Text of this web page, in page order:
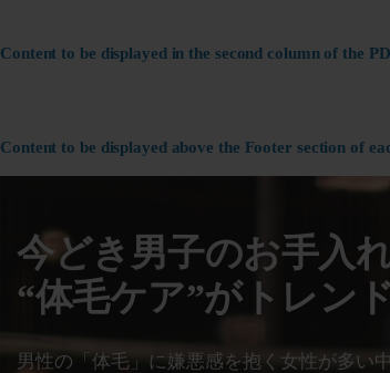
Content to be displayed in the second column of the
Content to be displayed above the Footer section of
今どき男子のお手入
“体毛ケア”がトレン
男性の「体毛」に嫌悪感を抱く女 性が多い中